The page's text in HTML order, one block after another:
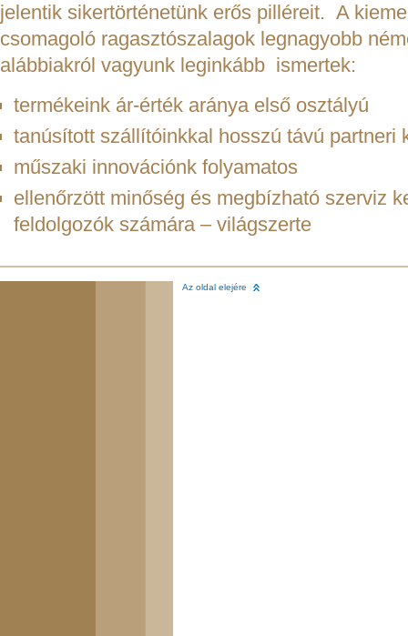
jelentik sikertörténetünk erős pilléreit. A
csomagoló ragasztószalagok legnagyobb
alábbiakról vagyunk leginkább ismertek:
termékeink ár-érték aránya első osztályú
tanúsított szállítóinkkal hosszú távú partneri
műszaki innovációnk folyamatos
ellenőrzött minőség és megbízható szerviz
feldolgozók számára – világszerte
Az oldal elejére